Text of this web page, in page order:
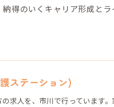
得のいくキャリア形成と
ステーション)
求人を、市川で行っています